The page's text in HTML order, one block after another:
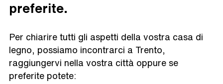
preferite.
Per chiarire tutti gli aspetti della vostra casa di
legno, possiamo incontrarci a Trento,
raggiungervi nella vostra città oppure se
preferite potete: